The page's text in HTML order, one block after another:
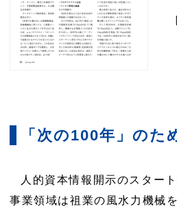
「次の100年」のた
人的資本情報開示のスター
事業領域は祖業の風水力機械